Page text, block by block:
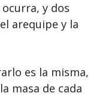
y dos
arequipe y la
es la misma,
masa de cada